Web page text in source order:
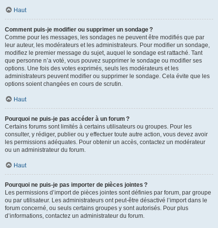
Haut
Comment puis-je modifier ou supprimer un sondage ?
Comme pour les messages, les sondages ne peuvent être modifiés que par
leur auteur, les modérateurs et les administrateurs. Pour modifier un sondage,
modifiez le premier message du sujet, auquel le sondage est rattaché. Tant
que personne n’a voté, vous pouvez supprimer le sondage ou modifier ses
options. Une fois des votes exprimés, seuls les modérateurs et les
administrateurs peuvent modifier ou supprimer le sondage. Cela évite que les
options soient changées en cours de scrutin.
Haut
Pourquoi ne puis-je pas accéder à un forum ?
Certains forums sont limités à certains utilisateurs ou groupes. Pour les
consulter, y rédiger, publier ou y effectuer toute autre action, vous devez avoir
les permissions adéquates. Pour obtenir un accès, contactez un modérateur
ou un administrateur du forum.
Haut
Pourquoi ne puis-je pas importer de pièces jointes ?
Les permissions d’import de pièces jointes sont définies par forum, par groupe
ou par utilisateur. Les administrateurs ont peut-être désactivé l’import dans le
forum concerné, ou seuls certains groupes y sont autorisés. Pour plus
d’informations, contactez un administrateur du forum.